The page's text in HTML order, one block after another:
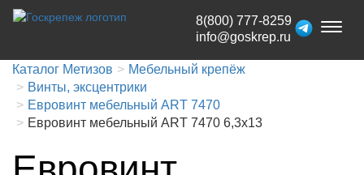
Toggle
8(800) 777-8259
info@goskrep.ru
Каталог Метизов
Мебельный крепёж
Винты, эксцентрики
Евровинт мебельный ART 7470
Евровинт мебельный ART 7470 6,3x13